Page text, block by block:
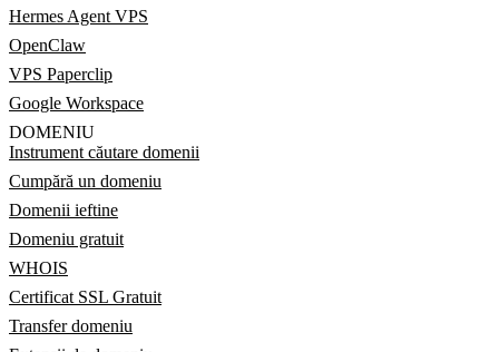
Hermes Agent VPS
OpenClaw
VPS Paperclip
Google Workspace
DOMENIU
Instrument căutare domenii
Cumpără un domeniu
Domenii ieftine
Domeniu gratuit
WHOIS
Certificat SSL Gratuit
Transfer domeniu